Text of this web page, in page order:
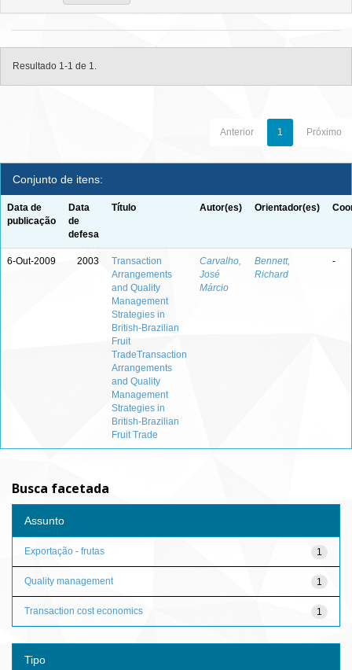
Resultado 1-1 de 1.
Anterior 1 Próximo
Conjunto de itens:
Data de
publicação
Data
de
defesa
Título Autor(es) Orientador(es)
6-Out-2009 2003
Transaction
Arrangements
and Quality
Management
Strategies in
British-Brazilian
Fruit
TradeTransaction
Arrangements
and Quality
Management
Strategies in
British-Brazilian
Fruit Trade
Carvalho,
José
Márcio
Bennett,
Richard
-
Busca facetada
Assunto
1
Exportação - frutas
1
Quality management
1
Transaction cost economics
Tipo